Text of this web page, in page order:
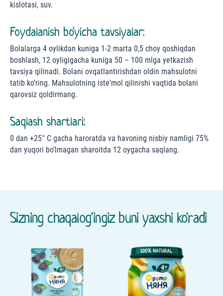
kislotasi, suv.
Foydalanish bo'yicha tavsiyalar:
Bolalarga 4 oylikdan kuniga 1-2 marta 0,5 choy qoshiqdan
boshlash, 12 oyligigacha kuniga 50 – 100 mlga yetkazish
tavsiya qilinadi. Bolani ovqatlantirishdan oldin mahsulotni
tatib ko’ring. Mahsulotning iste'mol qilinishi vaqtida bolani
qarovsiz qoldirmang.
Saqlash shartlari:
0 dan +25° С gacha haroratda va havoning nisbiy namligi 75%
dan yuqori bo’lmagan sharoitda 12 oygacha saqlang.
Sizning chaqalog'ingiz buni yaxshi ko'radi